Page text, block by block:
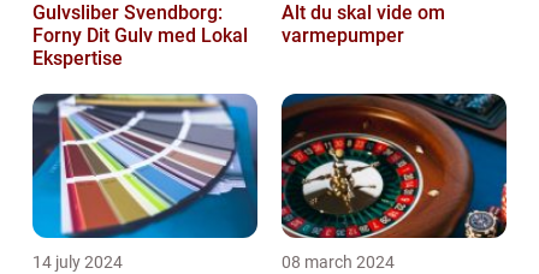
Gulvsliber Svendborg:
Forny Dit Gulv med Lokal
Ekspertise
Alt du skal vide om
varmepumper
14 july 2024 08 march 2024